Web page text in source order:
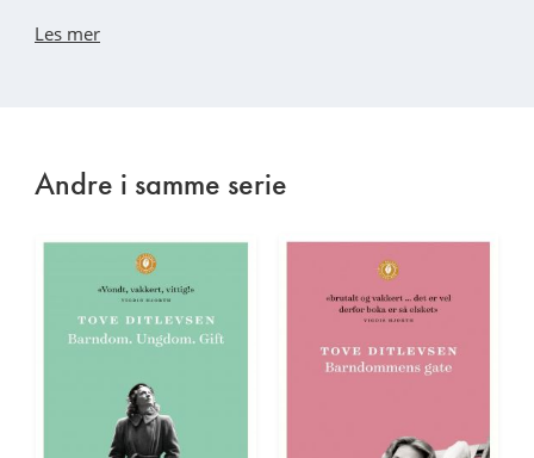
Les mer
Andre i samme serie